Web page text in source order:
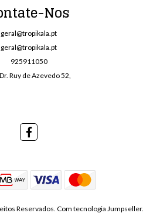
Nos
geral@tropikala.pt
geral@tropikala.pt
925911050
Ruy de Azevedo 52,
Reservados. Com tecnologia Jumpseller.